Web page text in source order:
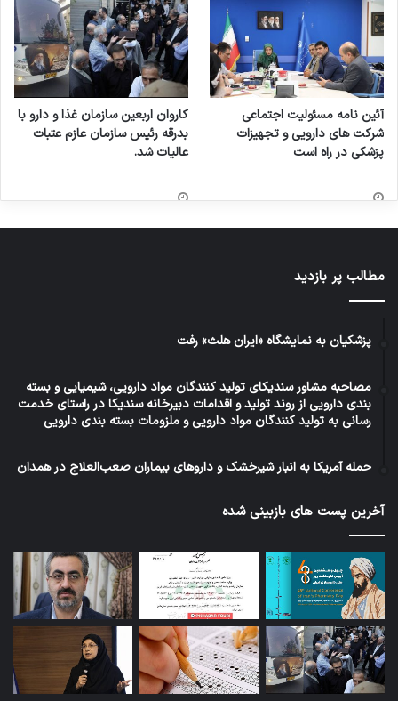
آئین نامه مسئولیت اجتماعی
شرکت های دارویی و تجهیزات
پزشکی در راه است
کاروان اربعین سازمان غذا و دارو با
بدرقه رئیس سازمان عازم عتبات
عالیات شد.
مطالب پر بازدید
پزشکیان به نمایشگاه «ایران هلث» رفت
مصاحبه مشاور سندیکای تولید کنندگان مواد دارویی، شیمیایی و بسته
بندی دارویی از روند تولید و اقدامات دبیرخانه سندیکا در راستای خدمت
رسانی به تولید کنندگان مواد دارویی و ملزومات بسته بندی دارویی
حمله آمریکا به انبار شیرخشک و داروهای بیماران صعب‌العلاج در همدان
آخرین پست های بازبینی شده